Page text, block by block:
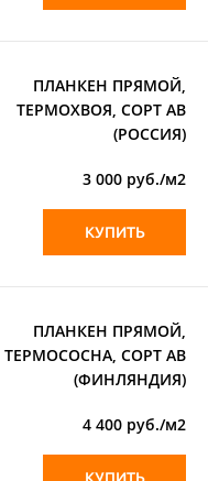
ПЛАНКЕН ПРЯМОЙ,
ТЕРМОХВОЯ, СОРТ АВ
(РОССИЯ)
3 000 руб./м2
КУПИТЬ
ПЛАНКЕН ПРЯМОЙ,
ТЕРМОСОСНА, СОРТ АВ
(ФИНЛЯНДИЯ)
4 400 руб./м2
КУПИТЬ